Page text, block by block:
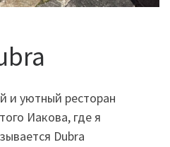
и уютный ресторан
Иакова, где я
Dubra